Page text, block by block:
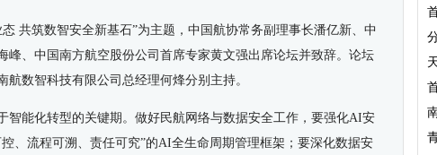
共筑数智安全新基石”为主题，中国航协常务副理事长潘亿新、中
峰、中国南方航空股份公司首席专家黄文强出席论坛并致辞。论坛
航数智科技有限公司总经理何烽分别主持。
智能化转型的关键期。做好民航网络与数据安全工作，要强化AI安
、流程可溯、责任可究”的AI全生命周期管理框架；要深化数据安